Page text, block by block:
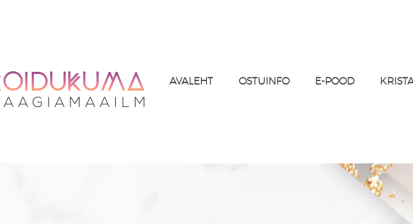
AVALEHT OSTUINFO E-POOD